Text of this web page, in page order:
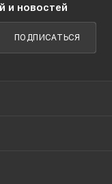
и новостей
ПОДПИСАТЬСЯ